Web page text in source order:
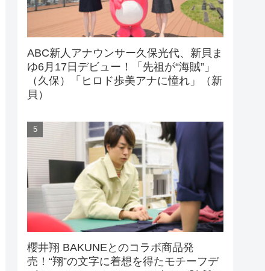
ABC新人アナウンサー久保光代、新貝ま
ゆ6月17日デビュー！「先祖が“海賊”」
（久保）「ヒロド歩美アナに憧れ」（新
貝）
櫻井翔 BAKUNEとのコラボ商品発
売！“翔”の文字に着想を得たモチーフデ